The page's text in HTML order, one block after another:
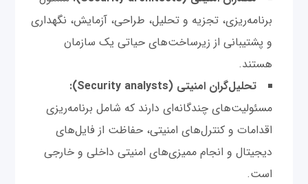
برنامه‌ریزی، تجزیه و تحلیل، طراحی، آزمایش، نگهداری
و پشتیبانی از زیرساخت‌های حیاتی یک سازمان
هستند.
تحلیل‌گران امنیتی (Security analysts):
مسئولیت‌های چندگانه‌ای دارند که شامل برنامه‌ریزی
اقدامات و کنترل‌های امنیتی، حفاظت از فایل‌های
دیجیتال و انجام ممیزی‌های امنیتی داخلی و خارجی
است.